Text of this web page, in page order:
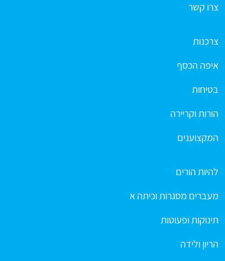
צרו קשר
צרכנות
איפה הכסף
בטיחות
הורות וקריירה
המקצוענים
להיות הורים
מעברים מסגרות וכיתה א
תינוקות ופעוטות
הריון ולידה